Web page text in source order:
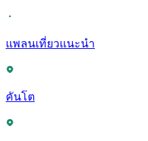
แพลนเที่ยวแนะนำ
คันโต